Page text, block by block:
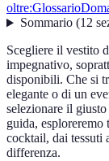
oltre:Glossario
Sommario(12
Scegliere il vestito
impegnativo,
disponibili. Che si
elegante o di un
selezionare il
guida, esploreremo
cocktail, dai tessuti
differenza.